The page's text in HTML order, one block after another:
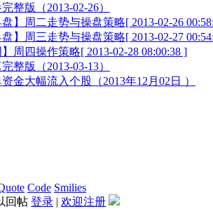
整版（2013-02-26）
盘】周二走势与操盘策略[ 2013-02-26
盘】周三走势与操盘策略[ 2013-02-27
】周四操作策略[ 2013-02-28 08:00:38 ]
整版（2013-03-13）
金大幅流入个股（2013年12月02日 ）
Code Smilies
回帖 登录 | 欢迎注册